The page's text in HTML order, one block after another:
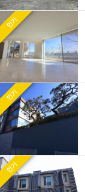
인기
인기
인기